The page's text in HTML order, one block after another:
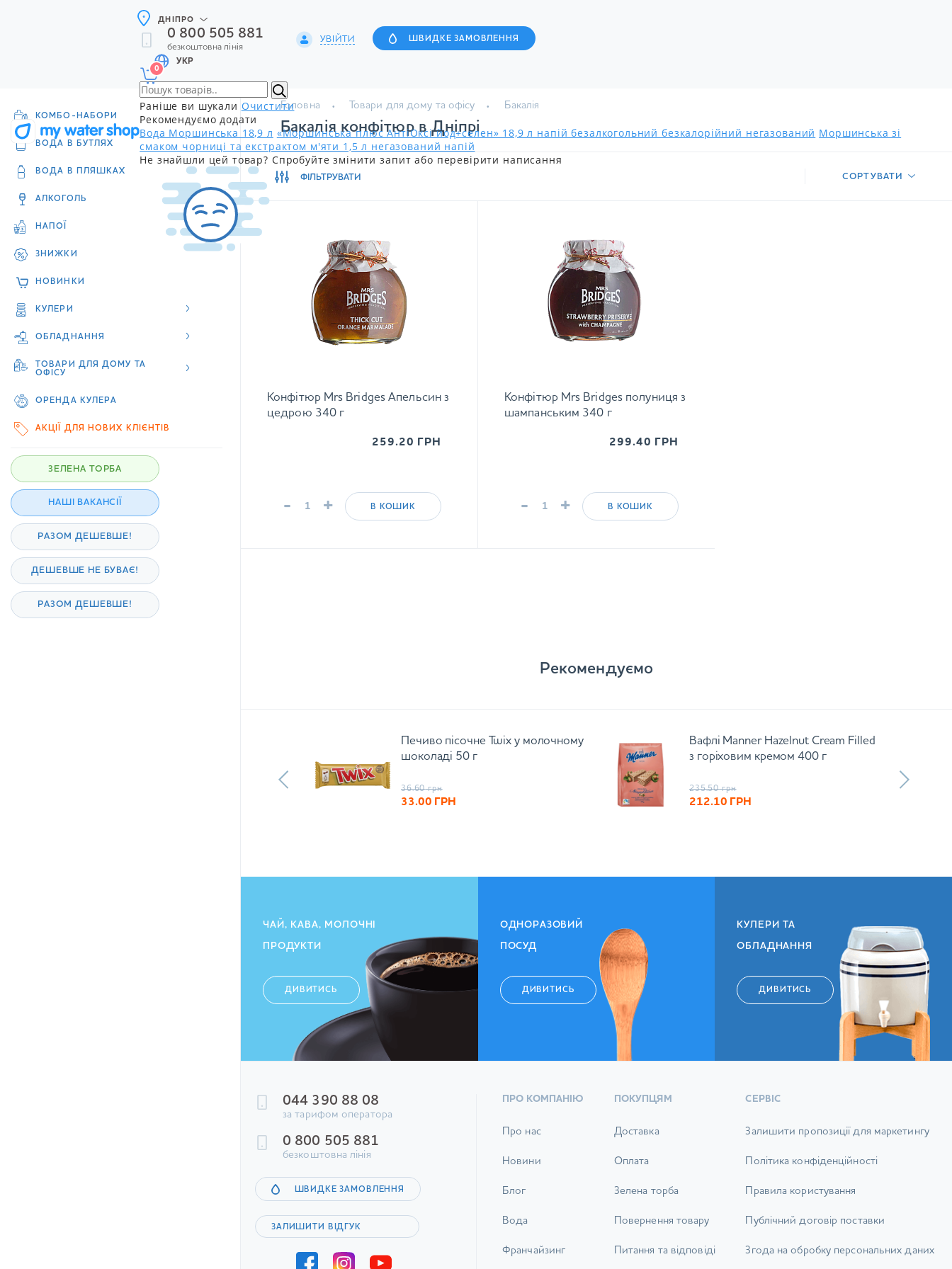
ДНІПРО
0 800 505 881
безкоштовна лінія
УВІЙТИ ШВИДКЕ ЗАМОВЛЕННЯ
УКР
0
Раніше ви шукали Очистити
Рекомендуємо додати
Вода Моршинська 18,9 л «Моршинська плюс АнтіОксі йод+селен» 18,9 л напій безалкогольний безкалорійний негазований Моршинська зі
смаком чорниці та екстрактом м'яти 1,5 л негазований напій
Не знайшли цей товар? Спробуйте змінити запит або перевірити написання
КОМБО-НАБОРИ
ВОДА В БУТЛЯХ
ВОДА В ПЛЯШКАХ
АЛКОГОЛЬ
НАПОЇ
ЗНИЖКИ
НОВИНКИ
КУЛЕРИ
ОБЛАДНАННЯ
ТОВАРИ ДЛЯ ДОМУ ТА
ОФІСУ
ОРЕНДА КУЛЕРА
АКЦІЇ ДЛЯ НОВИХ КЛІЄНТІВ
ЗЕЛЕНА ТОРБА
НАШІ ВАКАНСІЇ
РАЗОМ ДЕШЕВШЕ!
ДЕШЕВШЕ НЕ БУВАЄ!
РАЗОМ ДЕШЕВШЕ!
Головна Товари для дому та офісу Бакалія
Бакалія конфітюр в Дніпрі
ФІЛЬТРУВАТИ СОРТУВАТИ
Конфітюр Mrs Bridges Апельсин з
цедрою 340 г
259.20 ГРН
- + В КОШИК
Конфітюр Mrs Bridges полуниця з
шампанським 340 г
299.40 ГРН
- + В КОШИК
Рекомендуємо
Печиво пісочне Twix у молочному
шоколаді 50 г
36.60 грн
33.00 ГРН
Вафлі Manner Hazelnut Cream Filled
з горіховим кремом 400 г
235.50 грн
212.10 ГРН
ЧАЙ, КАВА, МОЛОЧНІ
ПРОДУКТИ
ДИВИТИСЬ
ОДНОРАЗОВИЙ
ПОСУД
ДИВИТИСЬ
КУЛЕРИ ТА
ОБЛАДНАННЯ
ДИВИТИСЬ
044 390 88 08
за тарифом оператора
0 800 505 881
безкоштовна лінія
ШВИДКЕ ЗАМОВЛЕННЯ
ЗАЛИШИТИ ВІДГУК
ПРО КОМПАНІЮ
Про нас
Новини
Блог
Вода
Франчайзинг
ПОКУПЦЯМ
Доставка
Оплата
Зелена торба
Повернення товару
Питання та відповіді
СЕРВІС
Залишити пропозиції для маркетингу
Політика конфіденційності
Правила користування
Публічний договір поставки
Згода на обробку персональних даних